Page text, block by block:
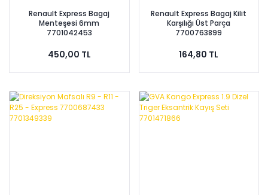
Renault Express Bagaj
Menteşesi 6mm
7701042453
450,00 TL
Renault Express Bagaj Kilit
Karşılığı Üst Parça
7700763899
164,80 TL